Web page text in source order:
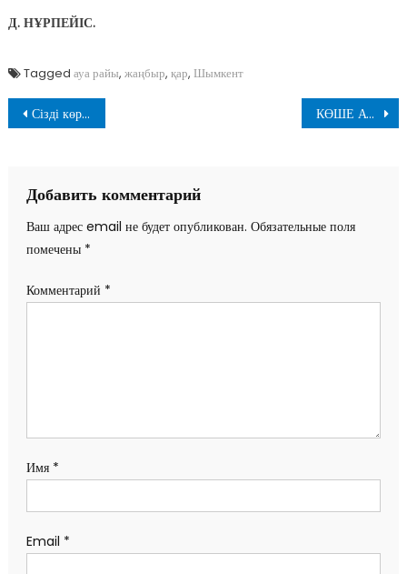
Д. НҰРПЕЙІС.
Tagged ауа райы, жаңбыр, қар, Шымкент
Навигация
записям
Сізді көргім келеді де тұрады… КӨШЕ АТАУЛАРЫ ҚАШАН ТҮЗЕЛЕДІ?
Добавить комментарий
Ваш адрес email не будет опубликован. Обязательные поля
помечены *
Комментарий *
Имя *
Email *